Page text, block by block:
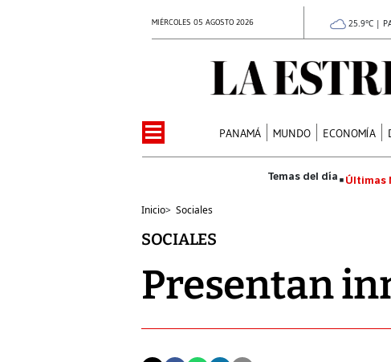
MIÉRCOLES 05 AGOSTO 2026 25.9°C |
PANAMÁ MUNDO ECONOMÍA
Últimas
Inicio> Sociales
SOCIALES
Presentan